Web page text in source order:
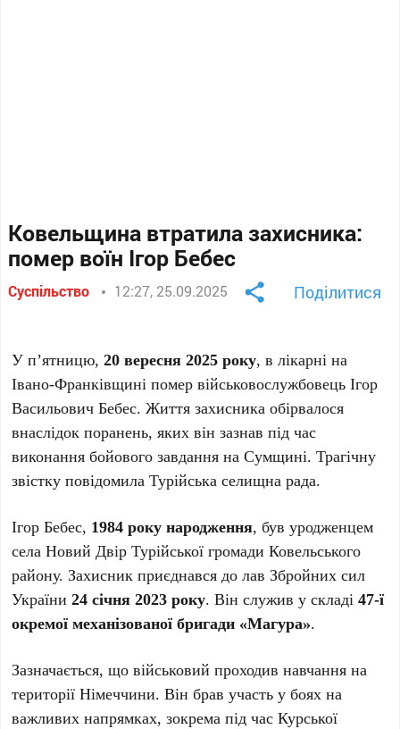
Ковельщина втратила захисника:
помер воїн Ігор Бебес
Суспільство 12:27, 25.09.2025 Поділитися
У п’ятницю,20 вересня 2025 року, в лікарні на
Івано-Франківщині помер військовослужбовець Ігор
Васильович Бебес. Життя захисника обірвалося
внаслідок поранень, яких він зазнав під час
виконання бойового завдання на Сумщині. Трагічну
звістку повідомила Турійська селищна рада.
Ігор Бебес, 1984 року народження, був уродженцем
села Новий Двір Турійської громади Ковельського
району. Захисник приєднався до лав Збройних сил
України24 січня 2023 року. Він служив у складі47-ї
окремої механізованої бригади «Магура».
Зазначається, що військовий проходив навчання на
території Німеччини. Він брав участь у боях на
важливих напрямках, зокрема під час Курської